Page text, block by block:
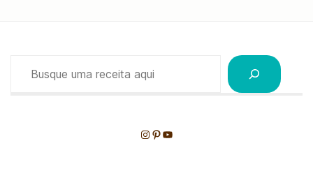
Instagram
Pinterest
Youtube